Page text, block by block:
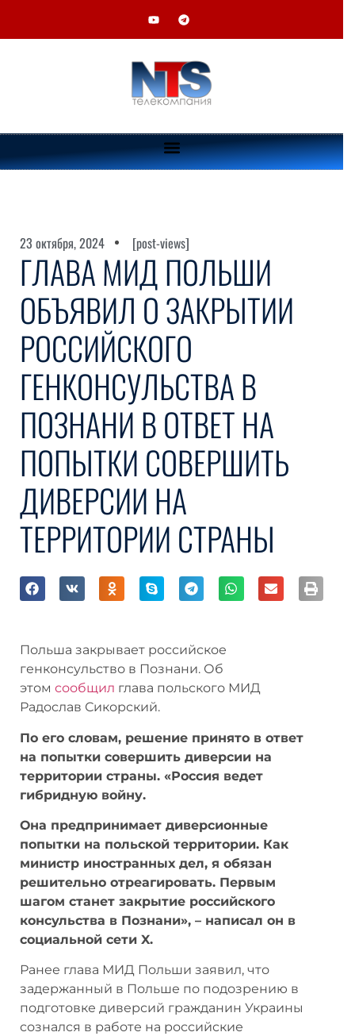
23 октября, 2024 [post-views]
ГЛАВА МИД ПОЛЬШИ
ОБЪЯВИЛ О ЗАКРЫТИИ
РОССИЙСКОГО
ГЕНКОНСУЛЬСТВА В
ПОЗНАНИ В ОТВЕТ НА
ПОПЫТКИ СОВЕРШИТЬ
ДИВЕРСИИ НА
ТЕРРИТОРИИ СТРАНЫ
Польша закрывает российское
генконсульство в Познани. Об
этом сообщил глава польского МИД
Радослав Сикорский.
По его словам, решение принято в ответ
на попытки совершить диверсии на
территории страны. «Россия ведет
гибридную войну.
Она предпринимает диверсионные
попытки на польской территории. Как
министр иностранных дел, я обязан
решительно отреагировать. Первым
шагом станет закрытие российского
консульства в Познани», – написал он в
социальной сети X.
Ранее глава МИД Польши заявил, что
задержанный в Польше по подозрению в
подготовке диверсий гражданин Украины
сознался в работе на российские